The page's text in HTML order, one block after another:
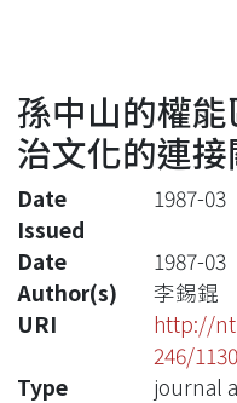
Statistics
孫中山的權
治文化的連
Date
Issued
1987-03
Date
1987-03
Author(s)
李錫錕
URI
http://
246/
Type
journal